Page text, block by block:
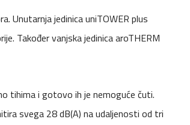
Unutarnja jedinica uniTOWER plus
Također vanjska jedinica aroTHERM
tihima i gotovo ih je nemoguće čuti.
svega 28 dB(A) na udaljenosti od tri